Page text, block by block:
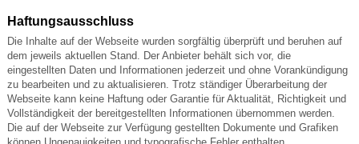
Haftungsausschluss
Die Inhalte auf der Webseite wurden sorgfältig überprüft und beruhen auf
dem jeweils aktuellen Stand. Der Anbieter behält sich vor, die
eingestellten Daten und Informationen jederzeit und ohne Vorankündigung
zu bearbeiten und zu aktualisieren. Trotz ständiger Überarbeitung der
Webseite kann keine Haftung oder Garantie für Aktualität, Richtigkeit und
Vollständigkeit der bereitgestellten Informationen übernommen werden.
Die auf der Webseite zur Verfügung gestellten Dokumente und Grafiken